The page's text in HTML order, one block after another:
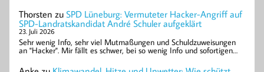
Thorsten zu SPD Lüneburg: Vermuteter Hacker-Angriff auf
SPD-Landratskandidat André Schuler aufgeklärt
23. Juli 2026
Sehr wenig Info, sehr viel Mutmaßungen und Schuldzuweisungen
an "Hacker". Mir fällt es schwer, bei so wenig Info und sofortigen…